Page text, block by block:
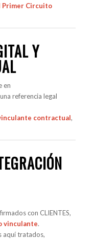
Circuito
Y
en
referencia legal
contractual,
con CLIENTES,
vinculante.
aquí tratados,